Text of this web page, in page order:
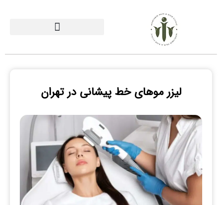
لیزر موهای خط پیشانی در تهران